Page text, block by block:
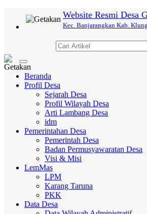
Website Resmi Desa
Kec. Banjarangkan Kab.
Toggle
navigation
Beranda
Profil Desa
Sejarah Desa
Profil Wilayah Desa
Arti Lambang Desa
idm
Pemerintahan Desa
Pemerintah Desa
Badan Permusyawaratan Desa
Visi & Misi
LemMas
LPM
Karang Taruna
PKK
Data Desa